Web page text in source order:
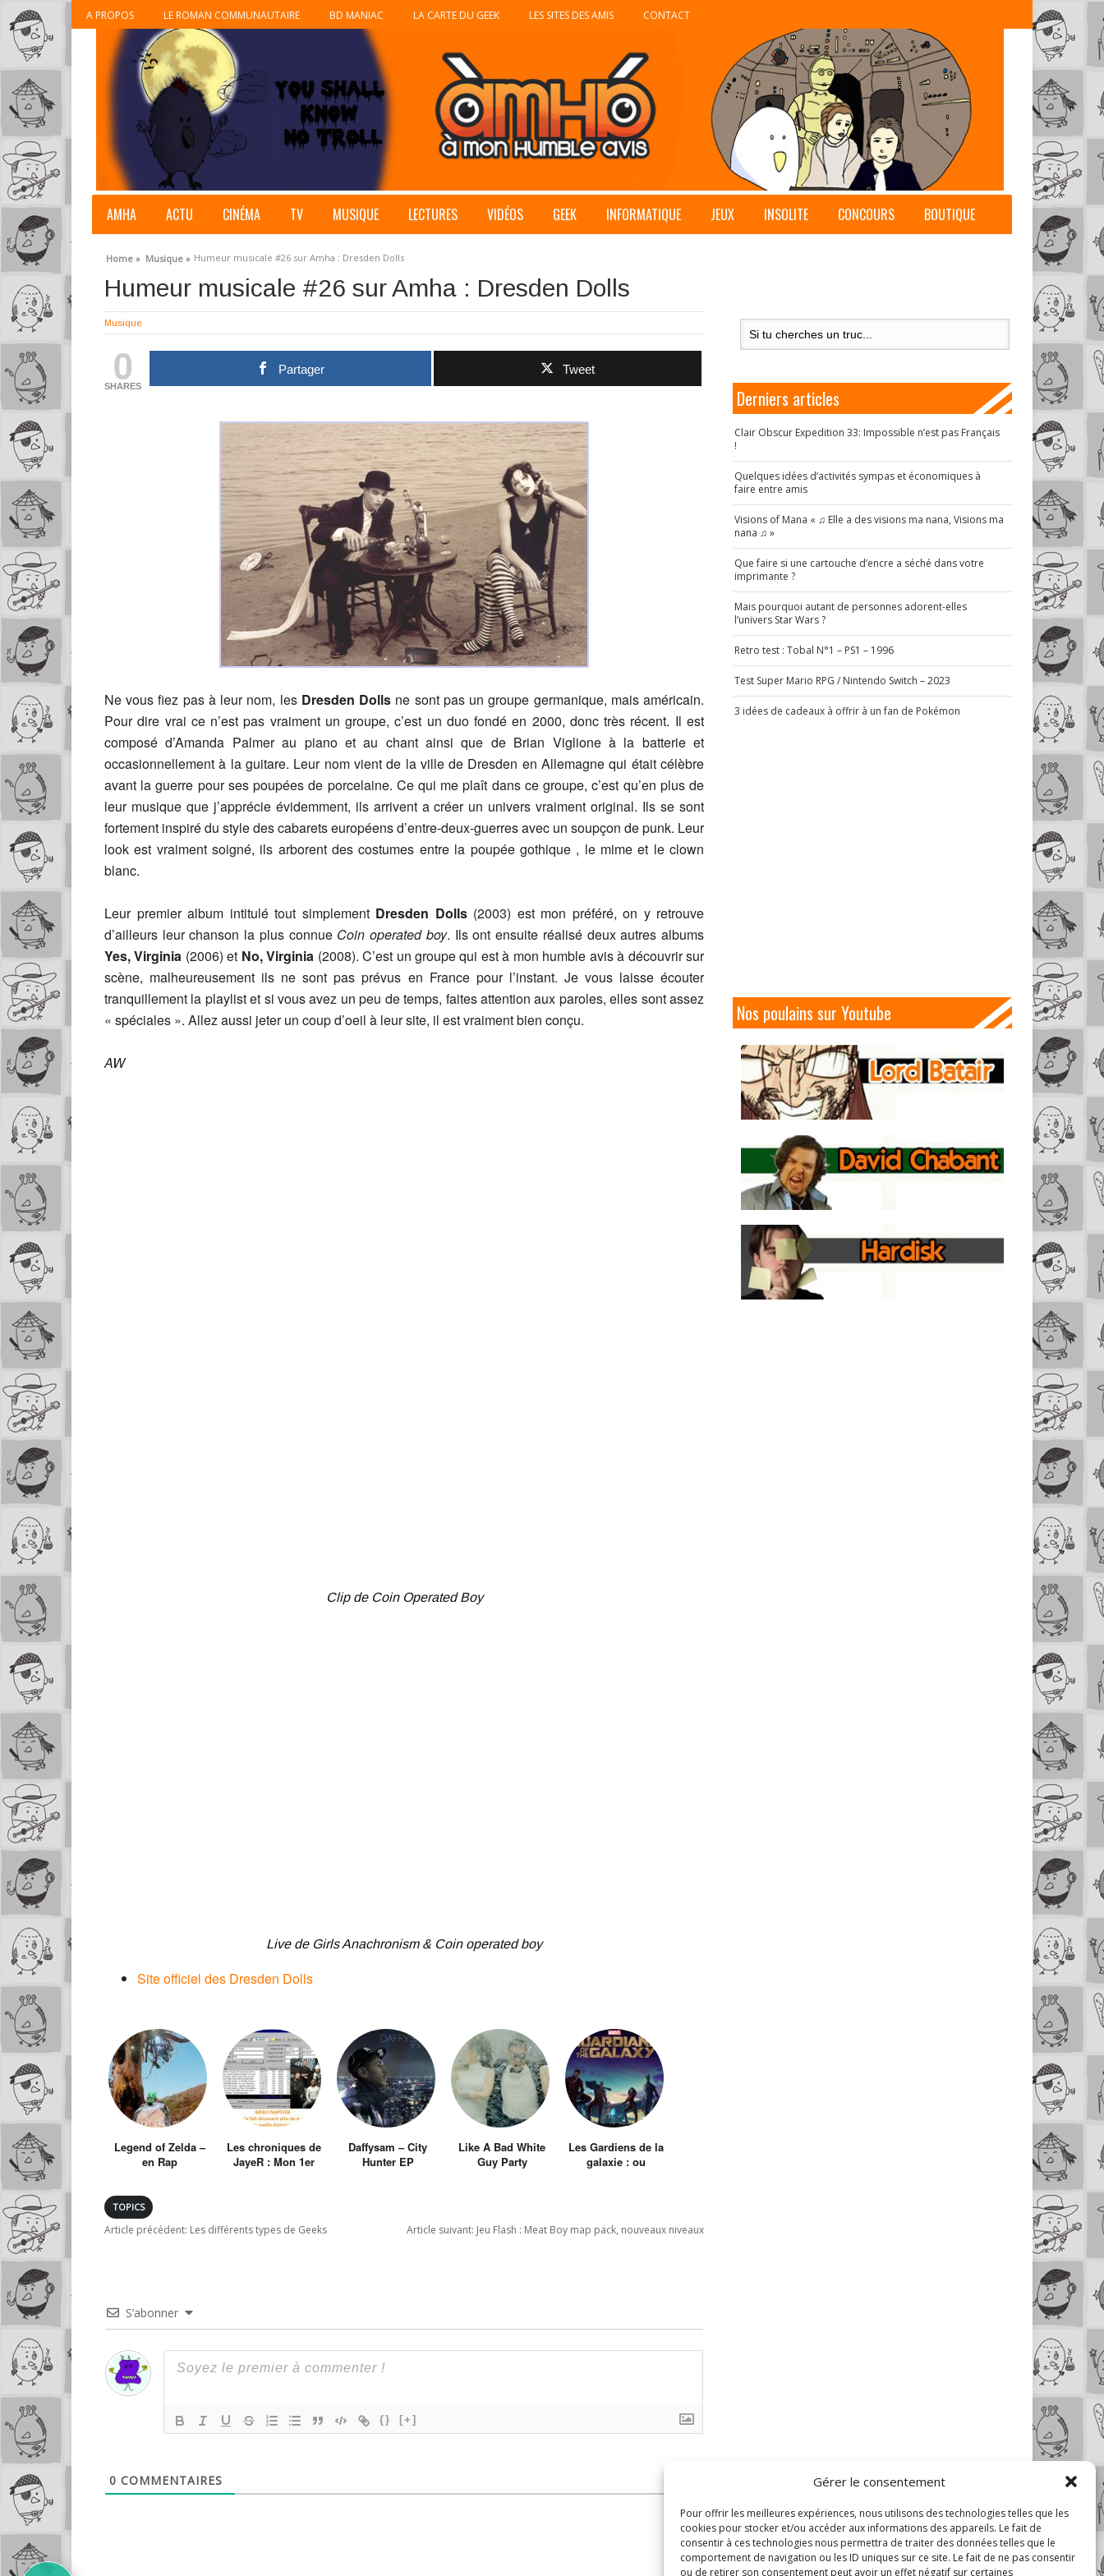
Gérer le consentement
Pour offrir les meilleures expériences, nous utilisons des technologies telles que les
cookies pour stocker et/ou accéder aux informations des appareils. Le fait de
consentir à ces technologies nous permettra de traiter des données telles que le
comportement de navigation ou les ID uniques sur ce site. Le fait de ne pas consentir
ou de retirer son consentement peut avoir un effet négatif sur certaines
A PROPOS LE ROMAN COMMUNAUTAIRE BD MANIAC LA CARTE DU GEEK LES SITES DES AMIS CONTACT
AMHA ACTU CINÉMA TV MUSIQUE LECTURES VIDÉOS GEEK INFORMATIQUE JEUX INSOLITE CONCOURS BOUTIQUE
Home » Musique » Humeur musicale #26 sur Amha : Dresden Dolls
Humeur musicale #26 sur Amha : Dresden Dolls
Musique
0
SHARES
Partager Tweet
Ne vous fiez pas à leur nom, lesDresden Dolls ne sont pas un groupe germanique, mais américain.
Pour dire vrai ce n’est pas vraiment un groupe, c’est un duo fondé en 2000, donc très récent. Il est
composé d’Amanda Palmer au piano et au chant ainsi que de Brian Viglione à la batterie et
occasionnellement à la guitare. Leur nom vient de la ville de Dresden en Allemagne qui était célèbre
avant la guerre pour ses poupées de porcelaine. Ce qui me plaît dans ce groupe, c’est qu’en plus de
leur musique que j’apprécie évidemment, ils arrivent a créer un univers vraiment original. Ils se sont
fortement inspiré du style des cabarets européens d’entre-deux-guerres avec un soupçon de punk. Leur
look est vraiment soigné, ils arborent des costumes entre la poupée gothique , le mime et le clown
blanc.
Leur premier album intitulé tout simplement Dresden Dolls(2003) est mon préféré, on y retrouve
d’ailleurs leur chanson la plus connue Coin operated boy. Ils ont ensuite réalisé deux autres albums
Yes, Virginia (2006) et No, Virginia (2008). C’est un groupe qui est à mon humble avis à découvrir sur
scène, malheureusement ils ne sont pas prévus en France pour l’instant. Je vous laisse écouter
tranquillement la playlist et si vous avez un peu de temps, faites attention aux paroles, elles sont assez
« spéciales ». Allez aussi jeter un coup d’oeil à leur site, il est vraiment bien conçu.
AW
Clip de Coin Operated Boy
Live de Girls Anachronism & Coin operated boy
Site officiel des Dresden Dolls
Legend of Zelda –
en Rap
Les chroniques de
JayeR : Mon 1er
Daffysam – City
Hunter EP
Like A Bad White
Guy Party
Les Gardiens de la
galaxie : ou
et… David
TOPICS
Article précédent: Les différents types de Geeks Article suivant: Jeu Flash : Meat Boy map pack, nouveaux niveaux
S’abonner
{} [+]
0 COMMENTAIRES
Derniers articles
Clair Obscur Expedition 33: Impossible n’est pas Français
!
Quelques idées d’activités sympas et économiques à
faire entre amis
Visions of Mana « ♫ Elle a des visions ma nana, Visions ma
nana ♫ »
Que faire si une cartouche d’encre a séché dans votre
imprimante ?
Mais pourquoi autant de personnes adorent-elles
l’univers Star Wars ?
Retro test : Tobal N°1 – PS1 – 1996
Test Super Mario RPG / Nintendo Switch – 2023
3 idées de cadeaux à offrir à un fan de Pokémon
Nos poulains sur Youtube